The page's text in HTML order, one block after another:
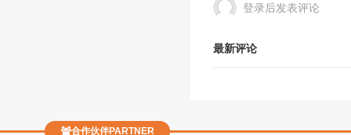
登录后发表评论
最新评论
合作伙伴PARTNER